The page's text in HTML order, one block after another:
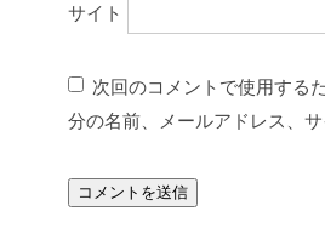
サイト
次回のコメントで使用する
分の名前、メールアドレス、サ